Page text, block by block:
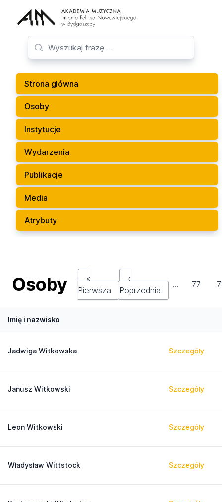
Strona glówna
Osoby
Instytucje
Wydarzenia
Publikacje
Media
Atrybuty
Osoby
«
Pierwsza
‹
Poprzednia
… 77
Imię i nazwisko
Jadwiga Witkowska Szczegóły
Janusz Witkowski Szczegóły
Leon Witkowski Szczegóły
Władysław Wittstock Szczegóły